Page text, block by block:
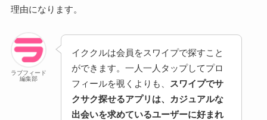
理由になります。
ラブフィード
編集部
イククルは会員をスワイプで探すこと
ができます。一人一人タップしてプロ
フィールを覗くよりも、
スワイプでサ
クサク探せるアプリは、カジュアルな
出会いを求めているユーザーに好まれ